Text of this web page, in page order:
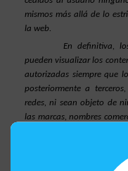
mismos más allá de lo
la web.
En definitiva,
pueden visualizar los
autorizadas siempre que
posteriormente a
redes, ni sean objeto de
las marcas, nombres
al usuario derecho alguno